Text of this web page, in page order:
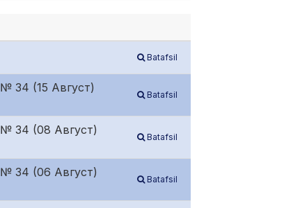
Batafsil
34 (15 Август)
Batafsil
№ 34 (08 Август)
Batafsil
№ 34 (06 Август)
Batafsil